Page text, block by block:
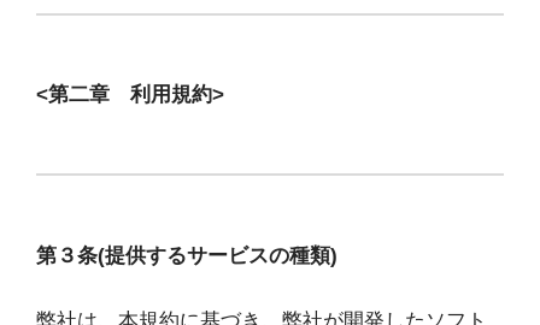
<第二章 利用規約>
第３条(提供するサービスの種類)